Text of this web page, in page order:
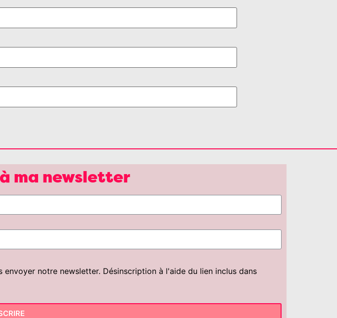
ma newsletter
notre newsletter. Désinscription à l'aide du lien inclus dans